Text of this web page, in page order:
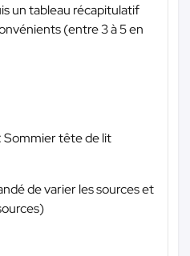
un tableau récapitulatif
(entre 3 à 5 en
Sommier tête de lit
de varier les sources et